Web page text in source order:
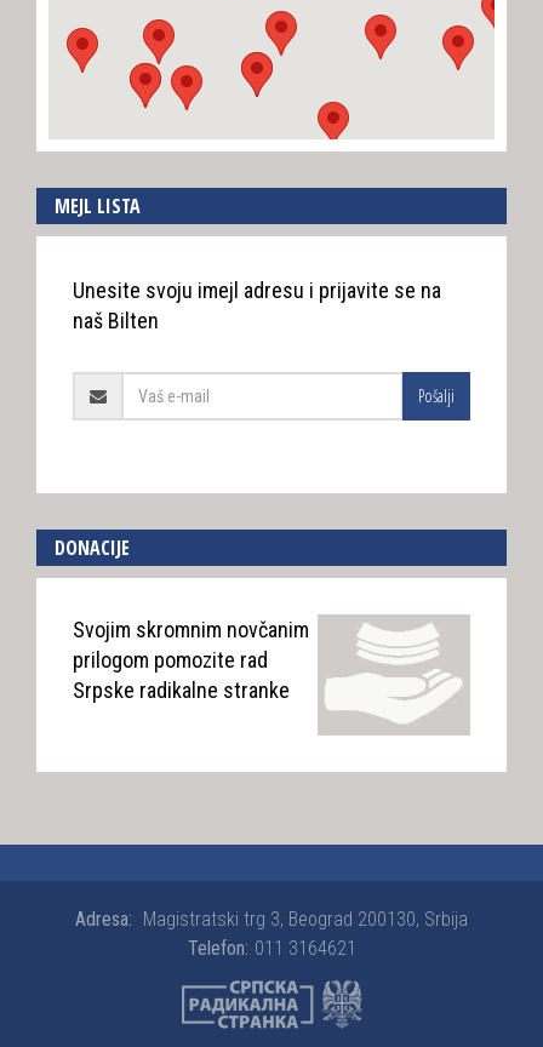
MEJL LISTA
Unesite svoju imejl adresu i prijavite se na
naš Bilten
Pošalji
DONACIJE
Svojim skromnim novčanim
prilogom pomozite rad
Srpske radikalne stranke
Adresa: Magistratski trg 3, Beograd 200130, Srbija
Telefon: 011 3164621